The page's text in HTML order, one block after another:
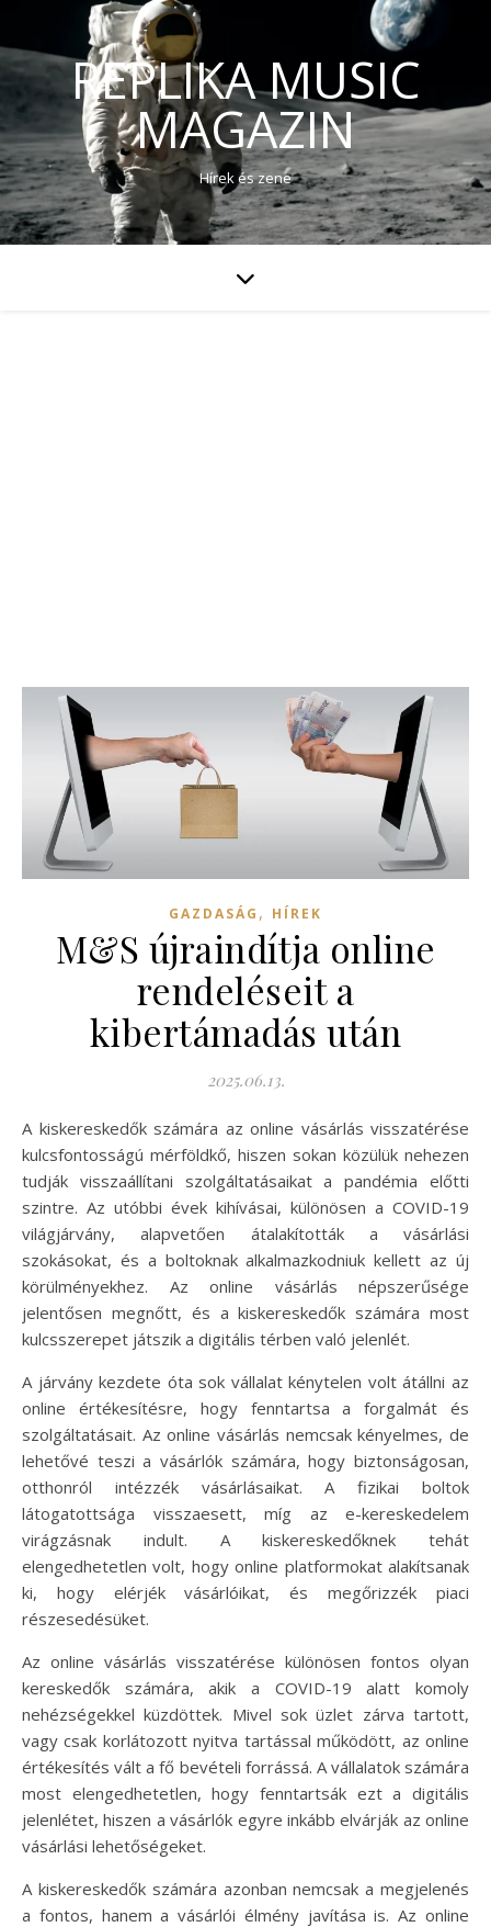
REPLIKA MUSIC
MAGAZIN
Hírek és zene
GAZDASÁG , HÍREK
M&S újraindítja online
rendeléseit a
kibertámadás után
2025.06.13.
A kiskereskedők számára az online vásárlás visszatérése
kulcsfontosságú mérföldkő, hiszen sokan közülük nehezen
tudják visszaállítani szolgáltatásaikat a pandémia előtti
szintre. Az utóbbi évek kihívásai, különösen a COVID-19
világjárvány, alapvetően átalakították a vásárlási
szokásokat, és a boltoknak alkalmazkodniuk kellett az új
körülményekhez. Az online vásárlás népszerűsége
jelentősen megnőtt, és a kiskereskedők számára most
kulcsszerepet játszik a digitális térben való jelenlét.
A járvány kezdete óta sok vállalat kénytelen volt átállni az
online értékesítésre, hogy fenntartsa a forgalmát és
szolgáltatásait. Az online vásárlás nemcsak kényelmes, de
lehetővé teszi a vásárlók számára, hogy biztonságosan,
otthonról intézzék vásárlásaikat. A fizikai boltok
látogatottsága visszaesett, míg az e-kereskedelem
virágzásnak indult. A kiskereskedőknek tehát
elengedhetetlen volt, hogy online platformokat alakítsanak
ki, hogy elérjék vásárlóikat, és megőrizzék piaci
részesedésüket.
Az online vásárlás visszatérése különösen fontos olyan
kereskedők számára, akik a COVID-19 alatt komoly
nehézségekkel küzdöttek. Mivel sok üzlet zárva tartott,
vagy csak korlátozott nyitva tartással működött, az online
értékesítés vált a fő bevételi forrássá. A vállalatok számára
most elengedhetetlen, hogy fenntartsák ezt a digitális
jelenlétet, hiszen a vásárlók egyre inkább elvárják az online
vásárlási lehetőségeket.
A kiskereskedők számára azonban nemcsak a megjelenés
a fontos, hanem a vásárlói élmény javítása is. Az online